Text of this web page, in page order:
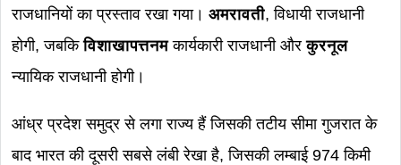
राजधानियों का प्रस्ताव रखा गया। अमरावती, विधायी राजधानी
होगी, जबकिविशाखापत्तनम कार्यकारी राजधानी औरकुरनूल
न्यायिक राजधानी होगी।
आंध्र प्रदेश समुद्र से लगा राज्य हैं जिसकी तटीय सीमा गुजरात के
बाद भारत की दूसरी सबसे लंबी रेखा है, जिसकी लम्बाई 974 किमी